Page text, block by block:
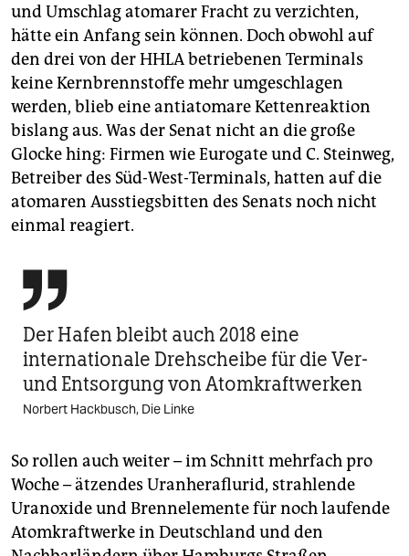
und Umschlag atomarer Fracht zu verzichten,
hätte ein Anfang sein können. Doch obwohl auf
den drei von der HHLA betriebenen Terminals
keine Kernbrennstoffe mehr umgeschlagen
werden, blieb eine antiatomare Kettenreaktion
bislang aus. Was der Senat nicht an die große
Glocke hing: Firmen wie Eurogate und C. Steinweg,
Betreiber des Süd-West-Terminals, hatten auf die
atomaren Ausstiegsbitten des Senats noch nicht
einmal reagiert.

Der Hafen bleibt auch 2018 eine
internationale Drehscheibe für die Ver-
und Entsorgung von Atomkraftwerken
Norbert Hackbusch, Die Linke
So rollen auch weiter – im Schnitt mehrfach pro
Woche – ätzendes Uranheraflurid, strahlende
Uranoxide und Brennelemente für noch laufende
Atomkraftwerke in Deutschland und den